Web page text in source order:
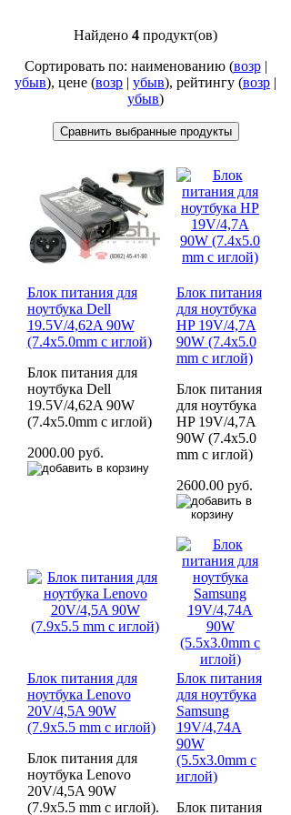
Найдено 4 продукт(ов)
Сортировать по: наименованию (возр|
убыв), цене (возр | убыв), рейтингу (возр |
убыв)
Блок питания для
ноутбука Dell
19.5V/4,62A 90W
(7.4x5.0mm с иглой)
Блок питания для
ноутбука Dell
19.5V/4,62A 90W
(7.4x5.0mm с иглой)
2000.00 руб.
Блок питания
для ноутбука
HP 19V/4,7A
90W (7.4x5.0
mm с иглой)
Блок питания
для ноутбука
HP 19V/4,7A
90W (7.4x5.0
mm с иглой)
2600.00 руб.
Блок питания для
ноутбука Lenovo
20V/4,5A 90W
(7.9x5.5 mm с иглой)
Блок питания для
ноутбука Lenovo
20V/4,5A 90W
(7.9x5.5 mm с иглой).
Блок питания
для ноутбука
Samsung
19V/4,74A
90W
(5.5х3.0mm с
иглой)
Блок питания